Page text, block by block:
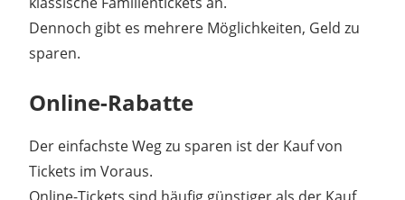
Dennoch gibt es mehrere Möglichkeiten, Geld zu
sparen.
Online-Rabatte
Der einfachste Weg zu sparen ist der Kauf von
Tickets im Voraus.